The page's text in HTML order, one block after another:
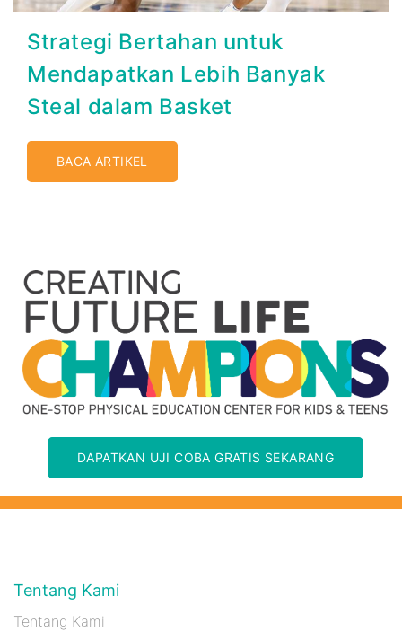
Strategi Bertahan untuk
Mendapatkan Lebih Banyak
Steal dalam Basket
BACA ARTIKEL
DAPATKAN UJI COBA GRATIS SEKARANG
Tentang Kami
Tentang Kami